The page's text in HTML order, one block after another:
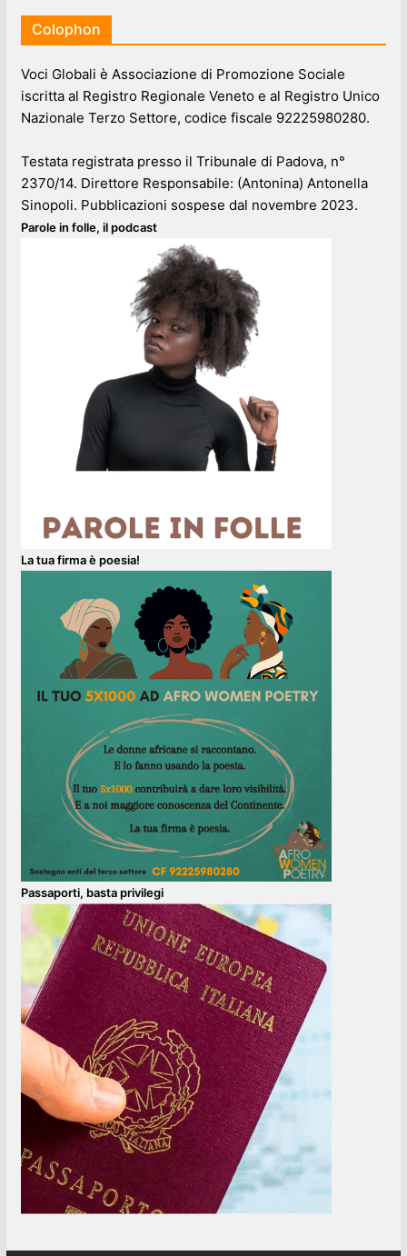
Colophon
Voci Globali è Associazione di Promozione Sociale
iscritta al Registro Regionale Veneto e al Registro Unico
Nazionale Terzo Settore, codice fiscale 92225980280.
Testata registrata presso il Tribunale di Padova, n°
2370/14. Direttore Responsabile: (Antonina) Antonella
Sinopoli. Pubblicazioni sospese dal novembre 2023.
Parole in folle, il podcast
La tua firma è poesia!
Passaporti, basta privilegi